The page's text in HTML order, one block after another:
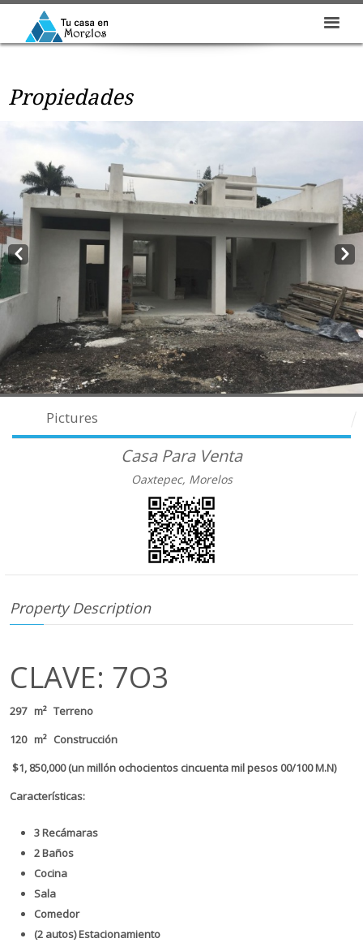
Propiedades
Prev Next
Pictures
Casa Para Venta
Oaxtepec, Morelos
Property Description
CLAVE: 7O3
297 m² Terreno
120 m² Construcción
$1, 850,000 (un millón ochocientos cincuenta mil pesos 00/100 M.N)
Características:
3 Recámaras
2 Baños
Cocina
Sala
Comedor
(2 autos) Estacionamiento